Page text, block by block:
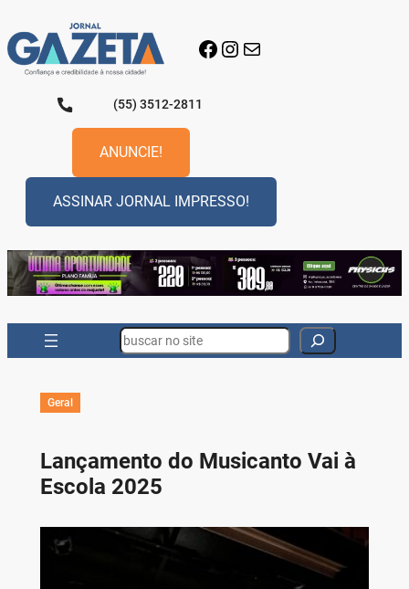
para
o
conteúdo
Facebook
Instagram
E-mail
(55) 3512-2811
ANUNCIE!
ASSINAR JORNAL IMPRESSO!
Search
Geral
Lançamento do Musicanto Vai à
Escola 2025